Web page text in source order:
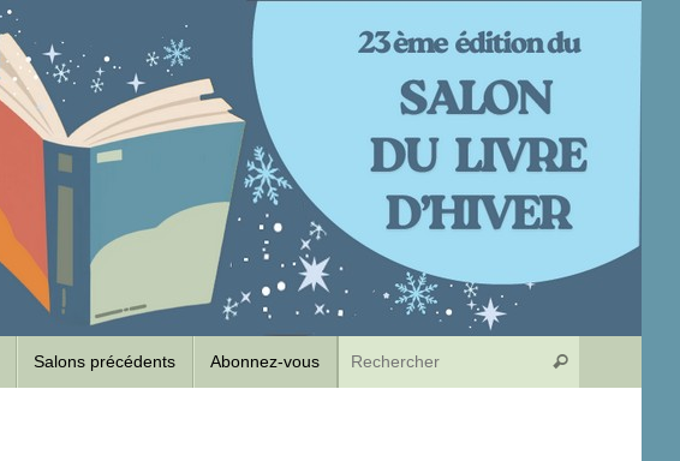
Salons précédents Abonnez-vous Rechercher